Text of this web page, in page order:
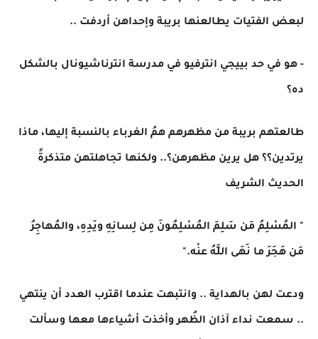
لبعض الفتيات يطالعنها بريبة وإحداهن أردفت ..
- هو في حد بييجي انترفيو في مدرسة انترناشيونال بالشكل
ده؟
طالعتهم بريبة من مظهرهم همُ الغرباء بالنسبة إليها، ماذا
يرتدين؟؟ هل يرين مظهرهن؟.. ولكنها تجاهلتهن متذكرةً
الحديث الشريف
" المُسْلِمُ مَن سَلِمَ المُسْلِمُونَ مِن لِسانِهِ ويَدِهِ، والمُهاجِرُ
مَن هَجَرَ ما نَهَى اللَّهُ عنْه."
ودعت لهن بالهداية .. وانتبهت عندما اقترب العدد أن ينتهي
.. سمعت نداء آذان الظُهر وأخذت أشياءها معها وسألت